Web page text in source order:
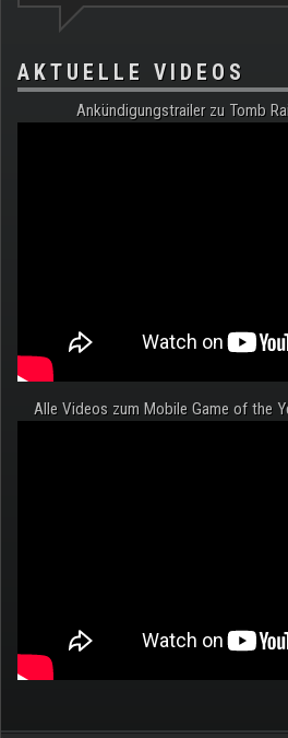
AKTUELLE VIDEOS
Ankündigungstrailer zu Tomb
Alle Videos zum Mobile Game of the
.